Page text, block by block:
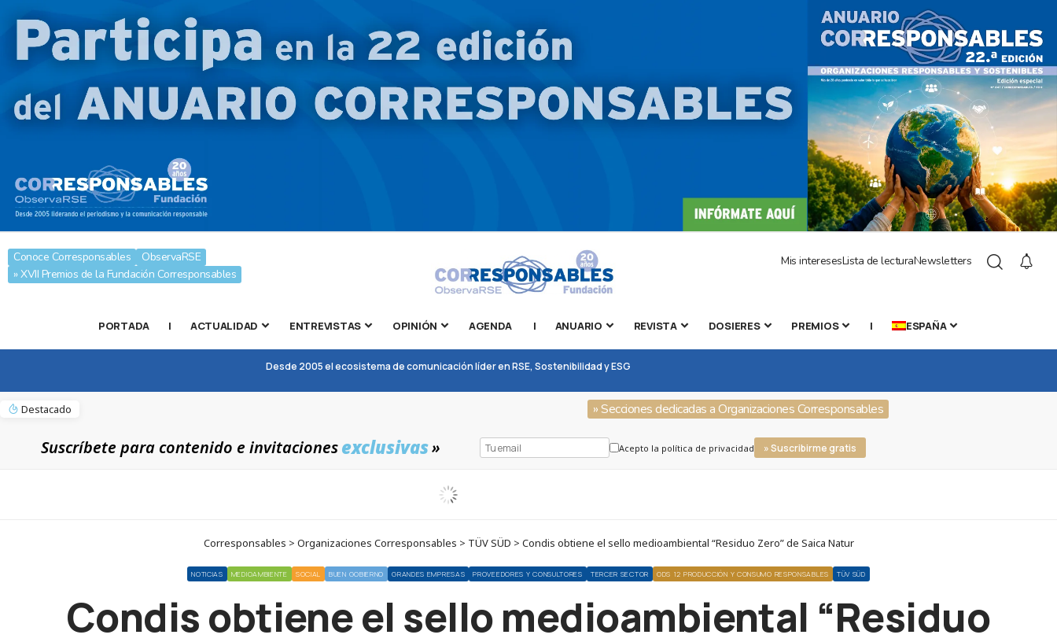
Conoce Corresponsables
ObservaRSE
» XVII Premios de la Fundación Corresponsables
Mis interesesLista de lecturaNewsletters
PORTADA | ACTUALIDAD ENTREVISTAS OPINIÓN AGENDA | ANUARIO REVISTA DOSIERES PREMIOS | ESPAÑA
Desde 2005 el ecosistema de comunicación líder en RSE, Sostenibilidad y ESG
Destacado » Secciones dedicadas a Organizaciones Corresponsables
Suscríbete para contenido e invitacionesexclusivas» Acepto la política de privacidad » Suscribirme gratis
Corresponsables > Organizaciones Corresponsables > TÜV SÜD > Condis obtiene el sello medioambiental “Residuo Zero” de Saica Natur
NOTICIAS MEDIOAMBIENTE SOCIAL BUEN GOBIERNO GRANDES EMPRESAS PROVEEDORES Y CONSULTORES TERCER SECTOR ODS 12 PRODUCCIÓN Y CONSUMO RESPONSABLES TÜV SÜD
Condis obtiene el sello medioambiental “Residuo